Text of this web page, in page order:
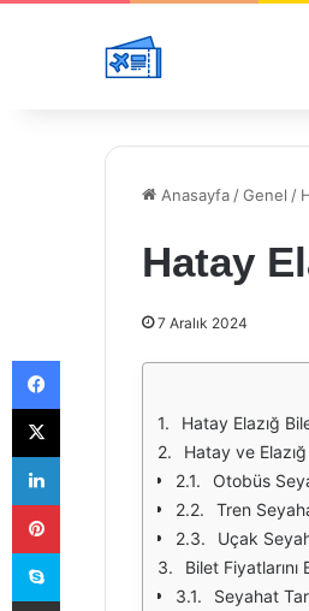
Anasayfa /Genel /
Hatay
7 Aralık 2024
Hatay Elazığ
Hatay ve
Otobüs
Tren
Uçak
Bilet
Seyahat
Facebook
X
LinkedIn
Pinterest
Skype
E-Posta ile paylaş